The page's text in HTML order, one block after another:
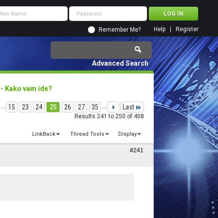
Remember Me? Register
Help
Advanced Search
Kako vam ide?
... 15 23 24 25 26 27 35 ... Last
Results 241 to 250 of 408
LinkBack Thread Tools Display
#241